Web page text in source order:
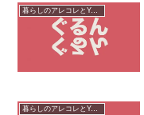
暮らしのアレコレとYouTube運営
暮らしのアレコレとYouTube運営